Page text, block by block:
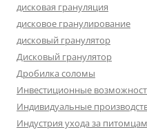
дисковая грануляция
дисковое гранулирование
дисковый гранулятор
Дисковый гранулятор
Дробилка соломы
Инвестиционные
Индивидуальные
Индустрия ухода за